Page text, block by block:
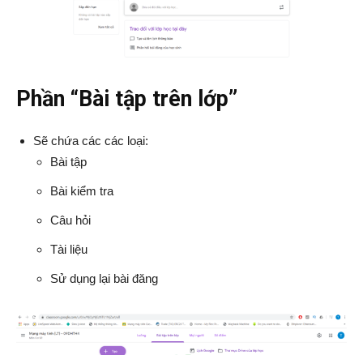
Phần “Bài tập trên lớp”
Sẽ chứa các các loại:
Bài tập
Bài kiểm tra
Câu hỏi
Tài liệu
Sử dụng lại bài đăng